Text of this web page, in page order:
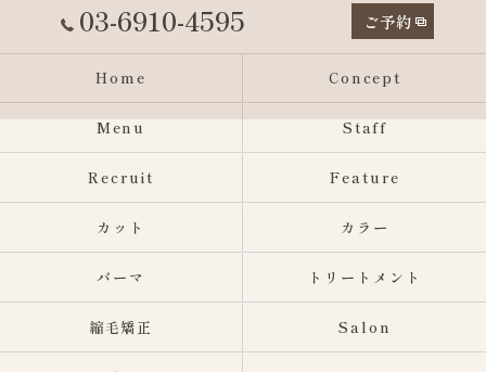
03-6910-4595 ご予約
Home Concept
Menu Staff
Recruit Feature
カット カラー
パーマ トリートメント
縮毛矯正 Salon